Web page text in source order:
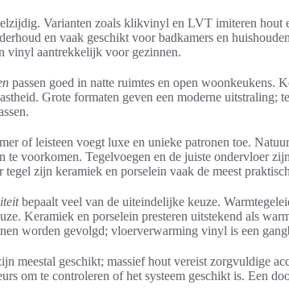
Varianten zoals klikvinyl en LVT imiteren hout
en vaak geschikt voor badkamers en
vinyl aantrekkelijk voor gezinnen.
passen goed in natte ruimtes en open woonkeukens.
Grote formaten geven een moderne uitstraling;
of leisteen voegt luxe en unieke patronen toe.
te voorkomen. Tegelvoegen en de juiste ondervloer
zijn keramiek en porselein vaak de meest
bepaalt veel van de uiteindelijke keuze.
Keramiek en porselein presteren uitstekend als
worden gevolgd; vloerverwarming vinyl is een
meestal geschikt; massief hout vereist zorgvuldige
om te controleren of het systeem geschikt is. Een